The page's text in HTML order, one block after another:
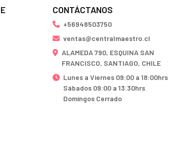
CONTÁCTANOS
+56948503750
ventas@centralmaestro.cl
ALAMEDA 790, ESQUINA SAN
FRANCISCO, SANTIAGO, CHILE
Lunes a Viernes 09:00 a 18:00hrs
Sábados 09:00 a 13:30hrs
Domingos Cerrado